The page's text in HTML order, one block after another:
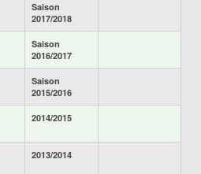
Saison
2017/2018
Saison
2016/2017
Saison
2015/2016
2014/2015
2013/2014